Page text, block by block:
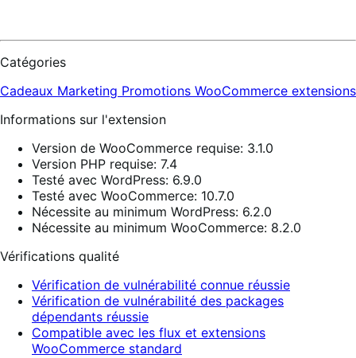
Catégories
Cadeaux Marketing Promotions WooCommerce extensions
Informations sur l'extension
Version de WooCommerce requise: 3.1.0
Version PHP requise: 7.4
Testé avec WordPress: 6.9.0
Testé avec WooCommerce: 10.7.0
Nécessite au minimum WordPress: 6.2.0
Nécessite au minimum WooCommerce: 8.2.0
Vérifications qualité
Vérification de vulnérabilité connue réussie
Vérification de vulnérabilité des packages
dépendants réussie
Compatible avec les flux et extensions
WooCommerce standard